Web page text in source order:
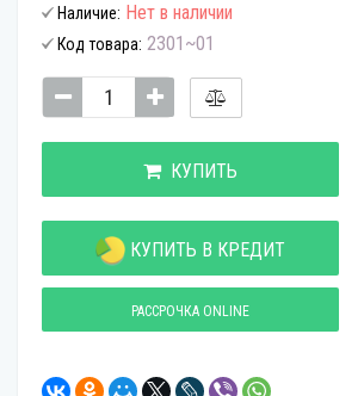
Наличие: Нет в наличии
Код товара: 2301~01
КУПИТЬ
КУПИТЬ В КРЕДИТ
РАССРОЧКА ONLINE